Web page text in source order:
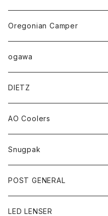
Oregonian Camper
ogawa
DIETZ
AO Coolers
Snugpak
POST GENERAL
LED LENSER